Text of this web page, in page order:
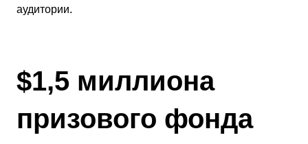
аудитории.
$1,5 миллиона
призового фонда